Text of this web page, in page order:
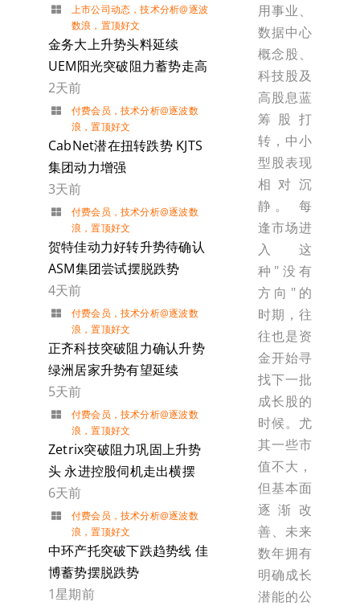
上市公司动态 ，技术分析@逐波
数浪 ， 置顶好文
金务大上升势头料延续
UEM阳光突破阻力蓄势走高
2天前
付费会员 ， 技术分析@逐波数
浪 ，置顶好文
CabNet潜在扭转跌势 KJTS
集团动力增强
3天前
付费会员 ， 技术分析@逐波数
浪 ，置顶好文
贺特佳动力好转升势待确认
ASM集团尝试摆脱跌势
4天前
付费会员 ， 技术分析@逐波数
浪 ，置顶好文
正齐科技突破阻力确认升势
绿洲居家升势有望延续
5天前
付费会员 ， 技术分析@逐波数
浪 ，置顶好文
Zetrix突破阻力巩固上升势
头 永进控股伺机走出横摆
6天前
付费会员 ， 技术分析@逐波数
浪 ，置顶好文
中环产托突破下跌趋势线 佳
博蓄势摆脱跌势
1星期前
用事业、
数据中心
概念股、
科技股及
高股息蓝
筹股打
转，中小
型股表现
相对沉
静。 每
逢市场进
入这
种"没有
方向"的
时期，往
往也是资
金开始寻
找下一批
成长股的
时候。尤
其一些市
值不大，
但基本面
逐渐改
善、未来
数年拥有
明确成长
潜能的公